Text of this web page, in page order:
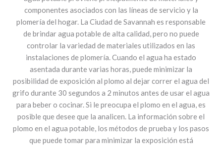
componentes asociados con las líneas de servicio y la
plomería del hogar. La Ciudad de Savannah es responsable
de brindar agua potable de alta calidad, pero no puede
controlar la variedad de materiales utilizados en las
instalaciones de plomería. Cuando el agua ha estado
asentada durante varias horas, puede minimizar la
posibilidad de exposición al plomo al dejar correr el agua del
grifo durante 30 segundos a 2 minutos antes de usar el agua
para beber o cocinar. Si le preocupa el plomo en el agua, es
posible que desee que la analicen. La información sobre el
plomo en el agua potable, los métodos de prueba y los pasos
que puede tomar para minimizar la exposición está